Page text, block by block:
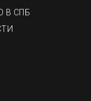
В СПБ